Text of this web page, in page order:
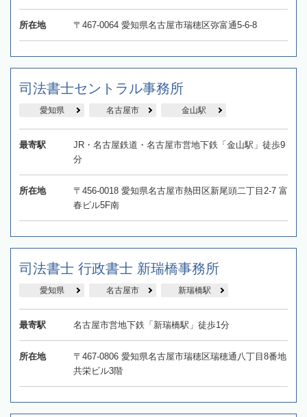
所在地 〒467-0064 愛知県名古屋市瑞穂区弥富通5-6-8
司法書士セントラル事務所
愛知県 名古屋市 金山駅
最寄駅
JR・名古屋鉄道・名古屋市営地下鉄「金山駅」徒歩9
分
所在地
〒456-0018 愛知県名古屋市熱田区新尾頭二丁目2-7 富
春ビル5F南
司法書士 行政書士 新瑞橋事務所
愛知県 名古屋市 新瑞橋駅
最寄駅 名古屋市営地下鉄「新瑞橋駅」徒歩1分
所在地
〒467-0806 愛知県名古屋市瑞穂区瑞穂通八丁目8番地
共栄ビル3階